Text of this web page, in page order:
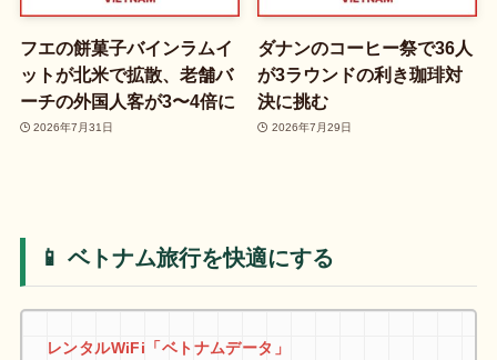
フエの餅菓子バインラムイ
ットが北米で拡散、老舗バ
ーチの外国人客が3〜4倍に
2026年7月31日
ダナンのコーヒー祭で36人
が3ラウンドの利き珈琲対
決に挑む
2026年7月29日
📱 ベトナム旅行を快適にする
レンタルWiFi「ベトナムデータ」